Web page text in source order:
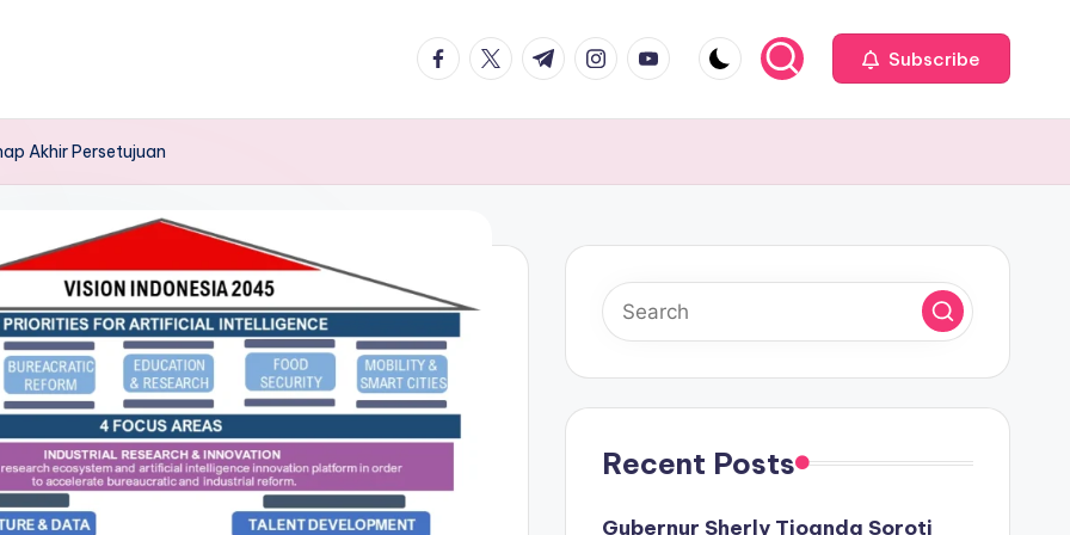
facebook.com
twitter.com
t.me instagram.com
youtube.com Subscribe
Akhir Persetujuan
Recent Posts
Gubernur Sherly Tjoanda Soroti